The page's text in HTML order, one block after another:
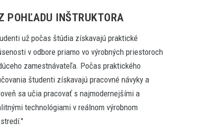
POHĽADU INŠTRUKTORA
už počas štúdia získavajú praktické
v odbore priamo vo výrobných priestoroch
zamestnávateľa. Počas praktického
študenti získavajú pracovné návyky a
sa učia pracovať s najmodernejšími a
technológiami v reálnom výrobnom